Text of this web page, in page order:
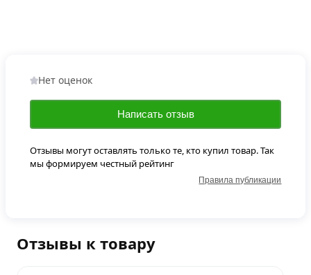
Отзывы к товару
Нет оценок
Написать отзыв
Отзывы могут оставлять только те, кто купил товар. Так
мы формируем честный рейтинг
Правила публикации